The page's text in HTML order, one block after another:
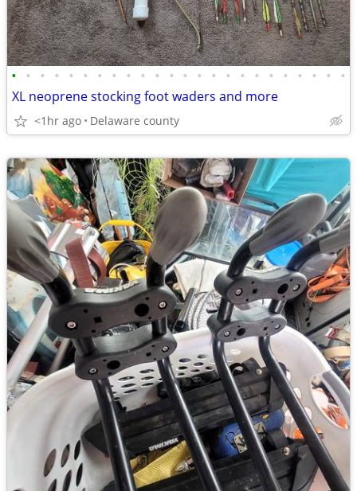
• • • • • • • • • • • • • • • • • • • • • • • •
XL neoprene stocking foot waders and more
<1hr ago Delaware county